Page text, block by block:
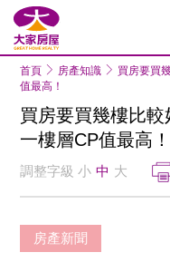
首頁 房產知識
買房要買
值最高！
買房要買幾樓比
一樓層CP值最高！
調整字級小 中 大
房產新聞